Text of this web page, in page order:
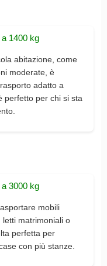
1400 kg
abitazione, come
moderate, è
adatto a
perfetto per chi si sta
3000 kg
mobili
letti matrimoniali o
perfetta per
con più stanze.